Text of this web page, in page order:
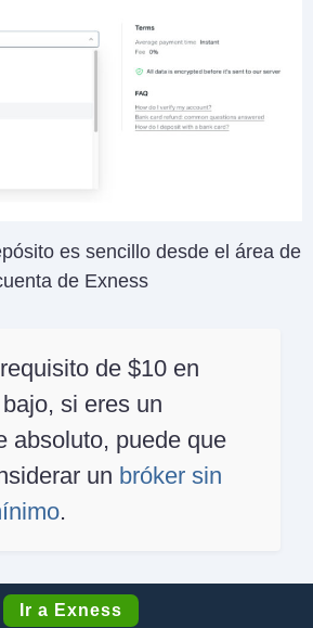
es sencillo desde el área de
de Exness
de $10 en
si eres un
absoluto, puede que
un bróker sin
.
Ir a Exness